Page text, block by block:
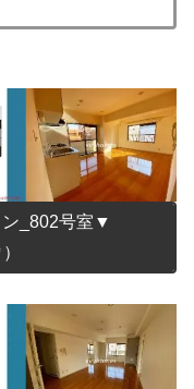
_802号室▼